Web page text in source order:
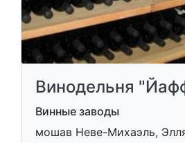
Винодельня
Винные заводы
мошав Неве-Михаэль,